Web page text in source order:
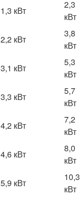
1,3 кВт
2,3
кВт
2,2 кВт
3,8
кВт
3,1 кВт
5,3
кВт
3,3 кВт
5,7
кВт
4,2 кВт
7,2
кВт
4,6 кВт
8,0
кВт
5,9 кВт
10,3
кВт